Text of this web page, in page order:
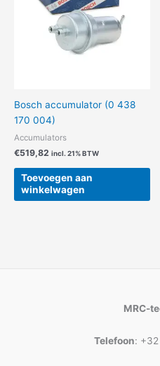
Bosch accumulator (0 438
170 004)
Accumulators
€519,82 incl. 21% BTW
Toevoegen aan
winkelwagen
MRC-
Telefoon: